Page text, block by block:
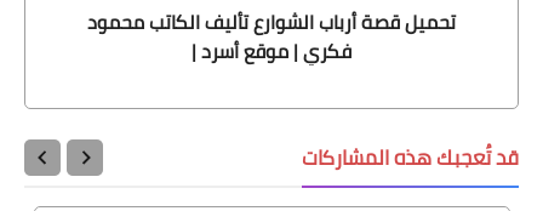
تحميل قصة أرباب الشوارع تأليف الكاتب محمود
فكري | موقع أسرد |
قد تُعجبك هذه المشاركات